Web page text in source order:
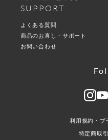
SUPPORT
よくある質問
商品のお直し・サポート
お問い合わせ
利用規約・プ
特定商取